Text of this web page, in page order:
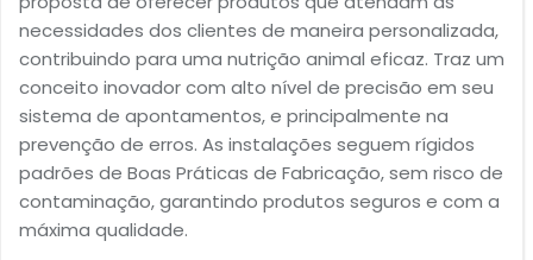
necessidades dos clientes de maneira personalizada,
contribuindo para uma nutrição animal eficaz. Traz um
conceito inovador com alto nível de precisão em seu
sistema de apontamentos, e principalmente na
prevenção de erros. As instalações seguem rígidos
padrões de Boas Práticas de Fabricação, sem risco de
contaminação, garantindo produtos seguros e com a
máxima qualidade.